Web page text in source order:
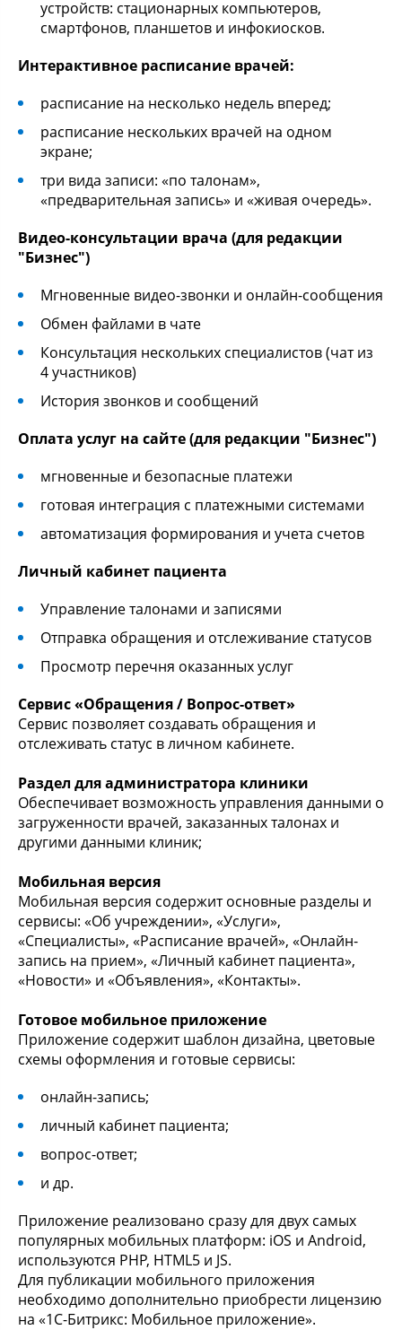
устройств: стационарных компьютеров,
смартфонов, планшетов и инфокиосков.
Интерактивное расписание врачей:
расписание на несколько недель вперед;
расписание нескольких врачей на одном
экране;
три вида записи: «по талонам»,
«предварительная запись» и «живая очередь».
Видео-консультации врача (для редакции
"Бизнес")
Мгновенные видео-звонки и онлайн-сообщения
Обмен файлами в чате
Консультация нескольких специалистов (чат из
4 участников)
История звонков и сообщений
Оплата услуг на сайте (для редакции "Бизнес")
мгновенные и безопасные платежи
готовая интеграция с платежными системами
автоматизация формирования и учета счетов
Личный кабинет пациента
Управление талонами и записями
Отправка обращения и отслеживание статусов
Просмотр перечня оказанных услуг
Сервис «Обращения / Вопрос-ответ»
Сервис позволяет создавать обращения и
отслеживать статус в личном кабинете.
Раздел для администратора клиники
Обеспечивает возможность управления данными о
загруженности врачей, заказанных талонах и
другими данными клиник;
Мобильная версия
Мобильная версия содержит основные разделы и
сервисы: «Об учреждении», «Услуги»,
«Специалисты», «Расписание врачей», «Онлайн-
запись на прием», «Личный кабинет пациента»,
«Новости» и «Объявления», «Контакты».
Готовое мобильное приложение
Приложение содержит шаблон дизайна, цветовые
схемы оформления и готовые сервисы:
онлайн-запись;
личный кабинет пациента;
вопрос-ответ;
и др.
Приложение реализовано сразу для двух самых
популярных мобильных платформ: iOS и Android,
используются PHP, HTML5 и JS.
Для публикации мобильного приложения
необходимо дополнительно приобрести лицензию
на «1С-Битрикс: Мобильное приложение».